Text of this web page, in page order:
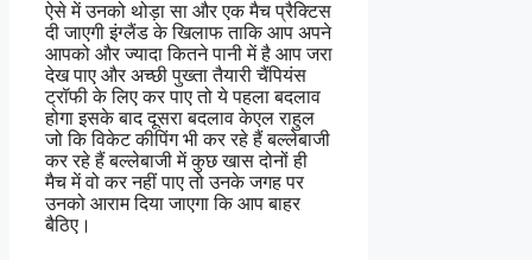
ऐसे में उनको थोड़ा सा और एक मैच प्रैक्टिस
दी जाएगी इंग्लैंड के खिलाफ ताकि आप अपने
आपको और ज्यादा कितने पानी में है आप जरा
देख पाए और अच्छी पुख्ता तैयारी चैंपियंस
ट्रॉफी के लिए कर पाए तो ये पहला बदलाव
होगा इसके बाद दूसरा बदलाव केएल राहुल
जो कि विकेट कीपिंग भी कर रहे हैं बल्लेबाजी
कर रहे हैं बल्लेबाजी में कुछ खास दोनों ही
मैच में वो कर नहीं पाए तो उनके जगह पर
उनको आराम दिया जाएगा कि आप बाहर
बैठिए।